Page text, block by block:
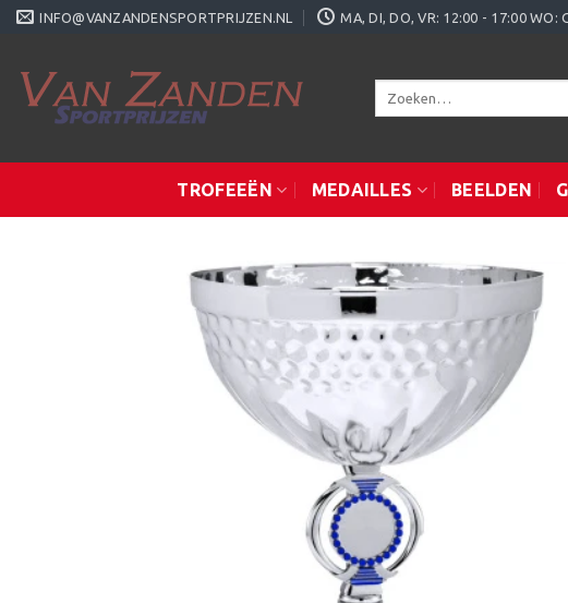
Ga
INFO@VANZANDENSPORTPRIJZEN.NL MA, DI, DO, VR: 12:00 - 17:00 WO:
Zoeken
TROFEEËN MEDAILLES BEELDEN